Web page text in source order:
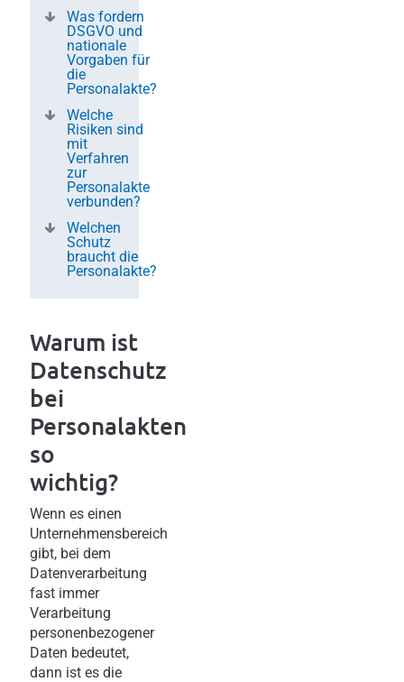
Was fordern
DSGVO und
nationale
Vorgaben für
die
Personalakte?
Welche
Risiken sind
mit
Verfahren
zur
Personalakte
verbunden?
Welchen
Schutz
braucht die
Personalakte?
Warum ist
Datenschutz
bei
Personalakten
so
wichtig?
Wenn es einen
Unternehmensbereich
gibt, bei dem
Datenverarbeitung
fast immer
Verarbeitung
personenbezogener
Daten bedeutet,
dann ist es die